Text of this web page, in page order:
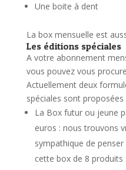
Une boite à dent
La box mensuelle est
Les éditions spéciales
A votre abonnement
vous pouvez vous
Actuellement deux
spéciales sont proposées
La Box futur ou jeune
euros : nous trouvons
sympathique de
cette box de 8 produits :